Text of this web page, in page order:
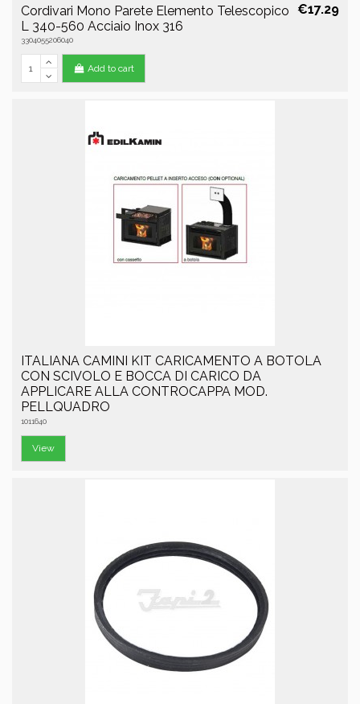
Cordivari Mono Parete Elemento Telescopico
L 340-560 Acciaio Inox 316
3304055206040
€17.29
Add to cart
ITALIANA CAMINI KIT CARICAMENTO A BOTOLA
CON SCIVOLO E BOCCA DI CARICO DA
APPLICARE ALLA CONTROCAPPA MOD.
PELLQUADRO
1011640
View